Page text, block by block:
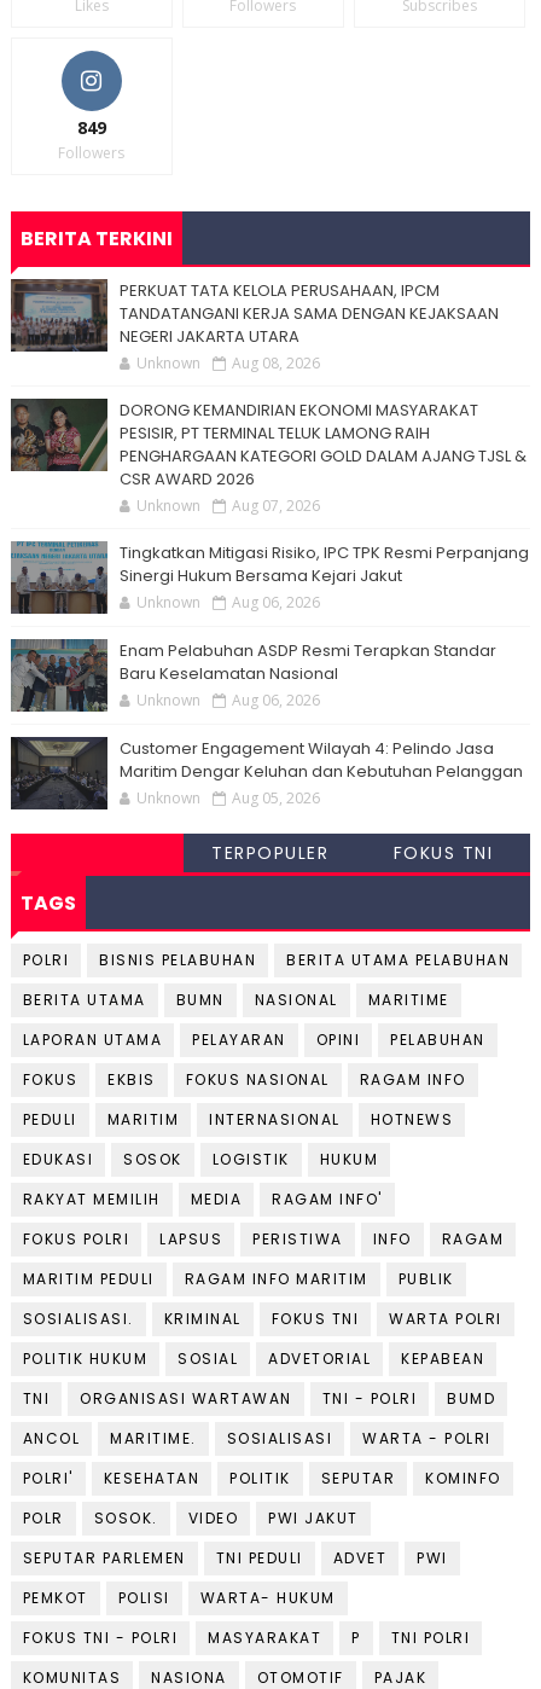
Likes Followers Subscribes
849
Followers
BERITA TERKINI
PERKUAT TATA KELOLA PERUSAHAAN, IPCM
TANDATANGANI KERJA SAMA DENGAN KEJAKSAAN
NEGERI JAKARTA UTARA
Unknown Aug 08, 2026
DORONG KEMANDIRIAN EKONOMI MASYARAKAT
PESISIR, PT TERMINAL TELUK LAMONG RAIH
PENGHARGAAN KATEGORI GOLD DALAM AJANG TJSL &
CSR AWARD 2026
Unknown Aug 07, 2026
Tingkatkan Mitigasi Risiko, IPC TPK Resmi Perpanjang
Sinergi Hukum Bersama Kejari Jakut
Unknown Aug 06, 2026
Enam Pelabuhan ASDP Resmi Terapkan Standar
Baru Keselamatan Nasional
Unknown Aug 06, 2026
Customer Engagement Wilayah 4: Pelindo Jasa
Maritim Dengar Keluhan dan Kebutuhan Pelanggan
Unknown Aug 05, 2026
TERPOPULER FOKUS TNI
TAGS
POLRI BISNIS PELABUHAN
BERITA UTAMA PELABUHAN
BERITA UTAMA
BUMN NASIONAL
MARITIME
LAPORAN UTAMA
PELAYARAN OPINI
PELABUHAN
FOKUS
EKBIS FOKUS NASIONAL
RAGAM INFO
PEDULI
MARITIM INTERNASIONAL
HOTNEWS
EDUKASI
SOSOK LOGISTIK
HUKUM
RAKYAT MEMILIH
MEDIA
RAGAM INFO'
FOKUS POLRI
LAPSUS PERISTIWA INFO
RAGAM
MARITIM PEDULI
RAGAM INFO MARITIM
PUBLIK
SOSIALISASI.
KRIMINAL FOKUS TNI
WARTA POLRI
POLITIK HUKUM
SOSIAL ADVETORIAL
KEPABEAN
TNI
ORGANISASI WARTAWAN TNI - POLRI
BUMD
ANCOL
MARITIME. SOSIALISASI
WARTA - POLRI
POLRI'
KESEHATAN POLITIK SEPUTAR
KOMINFO
POLR
SOSOK. VIDEO
PWI JAKUT
SEPUTAR PARLEMEN
TNI PEDULI ADVET
PWI
PEMKOT
POLISI
WARTA- HUKUM
FOKUS TNI - POLRI
MASYARAKAT P
TNI POLRI
KOMUNITAS
NASIONA OTOMOTIF
PAJAK